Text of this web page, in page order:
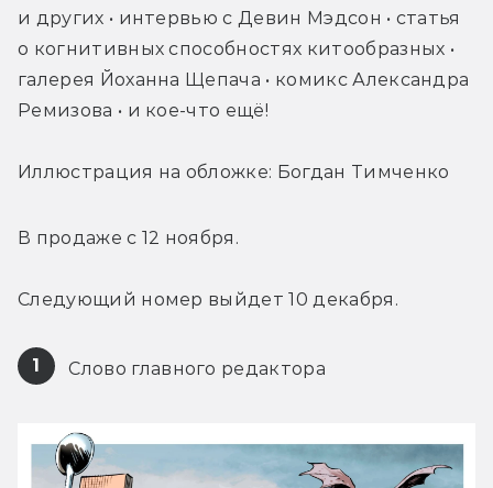
и других • интервью с Девин Мэдсон • статья
о когнитивных способностях китообразных •
галерея Йоханна Щепача • комикс Александра
Ремизова • и кое-что ещё!
Иллюстрация на обложке: Богдан Тимченко
В продаже с 12 ноября.
Следующий номер выйдет 10 декабря.
1 Слово главного редактора